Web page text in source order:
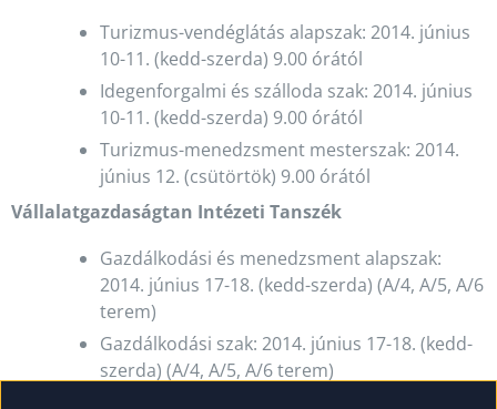
Turizmus-vendéglátás alapszak: 2014. június
10-11. (kedd-szerda) 9.00 órától
Idegenforgalmi és szálloda szak: 2014. június
10-11. (kedd-szerda) 9.00 órától
Turizmus-menedzsment mesterszak: 2014.
június 12. (csütörtök) 9.00 órától
Vállalatgazdaságtan Intézeti Tanszék
Gazdálkodási és menedzsment alapszak:
2014. június 17-18. (kedd-szerda) (A/4, A/5, A/6
terem)
Gazdálkodási szak: 2014. június 17-18. (kedd-
szerda) (A/4, A/5, A/6 terem)